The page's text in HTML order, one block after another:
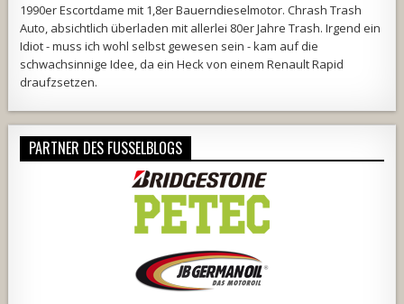
1990er Escortdame mit 1,8er Bauerndieselmotor. Chrash Trash
Auto, absichtlich überladen mit allerlei 80er Jahre Trash. Irgend ein
Idiot - muss ich wohl selbst gewesen sein - kam auf die
schwachsinnige Idee, da ein Heck von einem Renault Rapid
draufzsetzen.
PARTNER DES FUSSELBLOGS